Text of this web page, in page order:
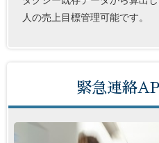
人の売上目標管理可能です。
緊急連絡